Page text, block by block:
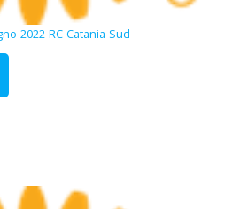
2022-RC-Catania-Sud-